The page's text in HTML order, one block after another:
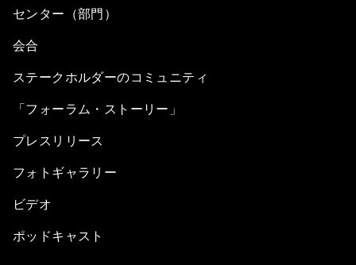
センター（部門）
会合
ステークホルダーのコミュニティ
「フォーラム・ストーリー」
プレスリリース
フォトギャラリー
ビデオ
ポッドキャスト